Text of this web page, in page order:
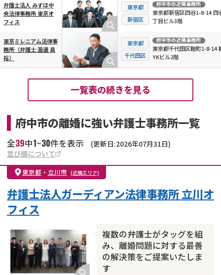
弁護士法人 みずほ中
央法律事務所 東京オ
フィス
東京都
新宿区
府中市の近隣事務所
東京都新宿区四谷1-8-14 四
丁目ビル3階
東京ミレニアム法律事
務所（弁護士 渡邊 昌
裕）
東京都
千代田区
府中市の近隣事務所
東京都千代田区麹町1-8-14
YKビル2階
一覧表の続きを見る
府中市の離婚に強い弁護士事務所一覧
全39中1~30件を表示
(更新日:2026年07月31日)
並び順について
東京都 ・ 立川市 (近隣エリア)
複数の弁護士がタッグを組
み、離婚問題に対する最善
の解決策をご提案いたしま
す
弁護士法人ガーディアン法律事務所 立川オ
フィス